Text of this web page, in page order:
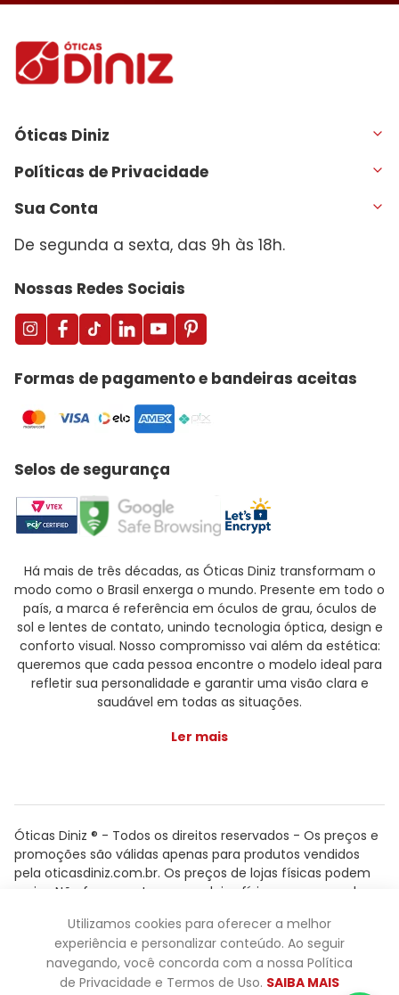
Óticas Diniz
Políticas de Privacidade
Sua Conta
De segunda a sexta, das 9h às 18h.
Nossas Redes Sociais
Formas de pagamento e bandeiras aceitas
Selos de segurança
Há mais de três décadas, as Óticas Diniz transformam o
modo como o Brasil enxerga o mundo. Presente em todo o
país, a marca é referência em óculos de grau, óculos de
sol e lentes de contato, unindo tecnologia óptica, design e
conforto visual. Nosso compromisso vai além da estética:
queremos que cada pessoa encontre o modelo ideal para
refletir sua personalidade e garantir uma visão clara e
saudável em todas as situações.
Ler mais
Óticas Diniz ® - Todos os direitos reservados - Os preços e
promoções são válidas apenas para produtos vendidos
pela oticasdiniz.com.br. Os preços de lojas físicas podem
variar. Não fazemos trocas em lojas físicas, apenas pelo
Powered by
Utilizamos cookies para oferecer a melhor
experiência e personalizar conteúdo. Ao seguir
navegando, você concorda com a nossa Política
de Privacidade e Termos de Uso. SAIBA MAIS